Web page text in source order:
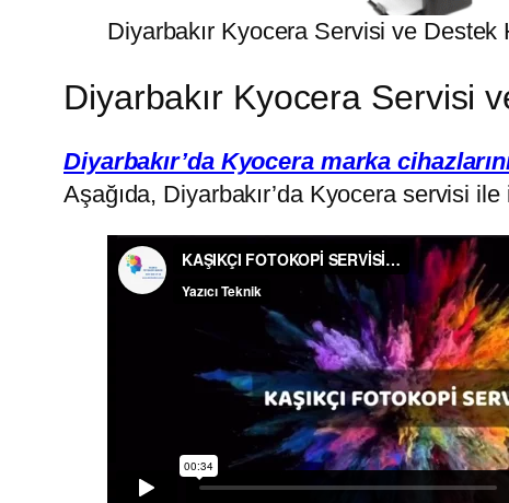
Diyarbakır Kyocera Servisi ve Destek
Diyarbakır Kyocera Servisi
Diyarbakır’da Kyocera marka
Aşağıda, Diyarbakır’da Kyocera servisi